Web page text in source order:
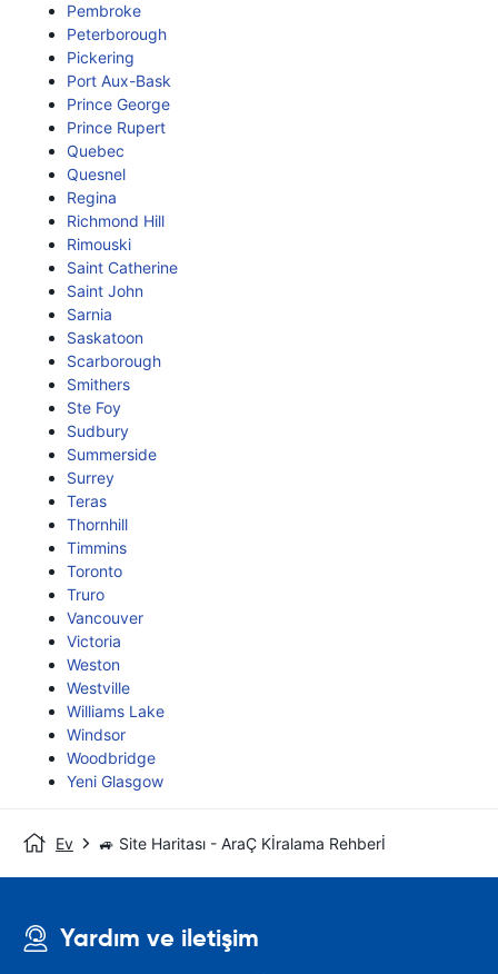
Pembroke
Peterborough
Pickering
Port Aux-Bask
Prince George
Prince Rupert
Quebec
Quesnel
Regina
Richmond Hill
Rimouski
Saint Catherine
Saint John
Sarnia
Saskatoon
Scarborough
Smithers
Ste Foy
Sudbury
Summerside
Surrey
Teras
Thornhill
Timmins
Toronto
Truro
Vancouver
Victoria
Weston
Westville
Williams Lake
Windsor
Woodbridge
Yeni Glasgow
Ev 🚙 Site Haritası - AraÇ Kİralama Rehberİ
Yardım ve iletişim